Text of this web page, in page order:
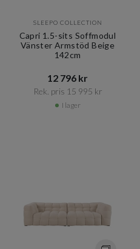
SLEEPO COLLECTION
Capri 1.5-sits Soffmodul
Vänster Armstöd Beige
142cm
12 796 kr​​
Rek. pris 15 995 kr​​
I lager